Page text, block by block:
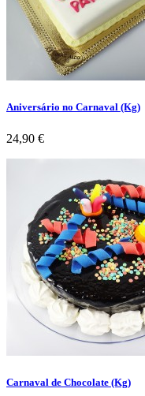
Aniversário no Carnaval (Kg)
Preço
24,90 €
Carnaval de Chocolate (Kg)